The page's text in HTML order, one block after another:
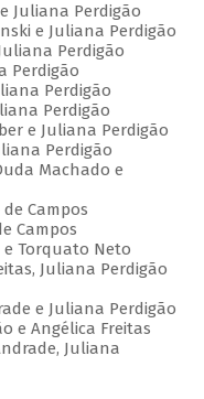
Juliana Perdigão
e Juliana Perdigão
Perdigão
Perdigão
Perdigão
Perdigão
e Juliana Perdigão
Perdigão
Machado e
Campos
Campos
e Torquato Neto
Juliana Perdigão
e Juliana Perdigão
e Angélica Freitas
Juliana